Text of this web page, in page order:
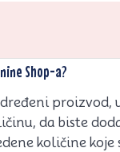
Shop-a?
da biste
količine